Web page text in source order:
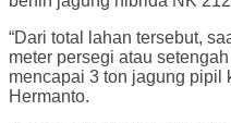
“Dari total lahan tersebut,
meter persegi atau
mencapai 3 ton jagung pipil
Hermanto.